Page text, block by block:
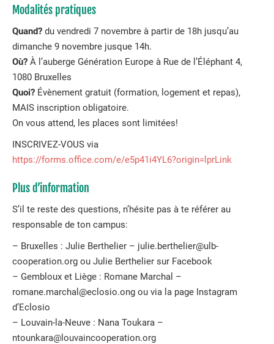
Modalités pratiques
Quand? du vendredi 7 novembre à partir de 18h jusqu’au
dimanche 9 novembre jusque 14h.
Où? À l’auberge Génération Europe à Rue de l’Éléphant 4,
1080 Bruxelles
Quoi? Évènement gratuit (formation, logement et repas),
MAIS inscription obligatoire.
On vous attend, les places sont limitées!
INSCRIVEZ-VOUS via
https://forms.office.com/e/e5p41i4YL6?origin=lprLink
Plus d’information
S’il te reste des questions, n’hésite pas à te référer au
responsable de ton campus:
– Bruxelles : Julie Berthelier – julie.berthelier@ulb-
cooperation.org ou Julie Berthelier sur Facebook
– Gembloux et Liège : Romane Marchal –
romane.marchal@eclosio.ong ou via la page Instagram
d’Eclosio
– Louvain-la-Neuve : Nana Toukara –
ntounkara@louvaincooperation.org